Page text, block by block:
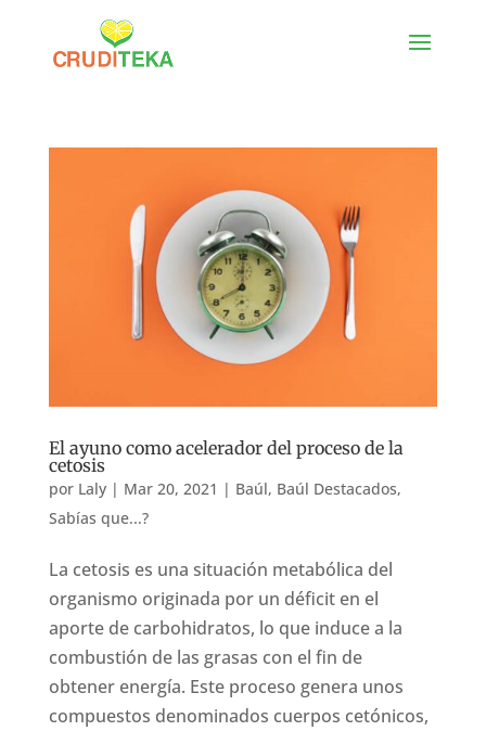
El ayuno como acelerador del proceso de la
cetosis
por Laly| Mar 20, 2021 | Baúl, Baúl Destacados,
Sabías que...?
La cetosis es una situación metabólica del
organismo originada por un déficit en el
aporte de carbohidratos, lo que induce a la
combustión de las grasas con el fin de
obtener energía. Este proceso genera unos
compuestos denominados cuerpos cetónicos,